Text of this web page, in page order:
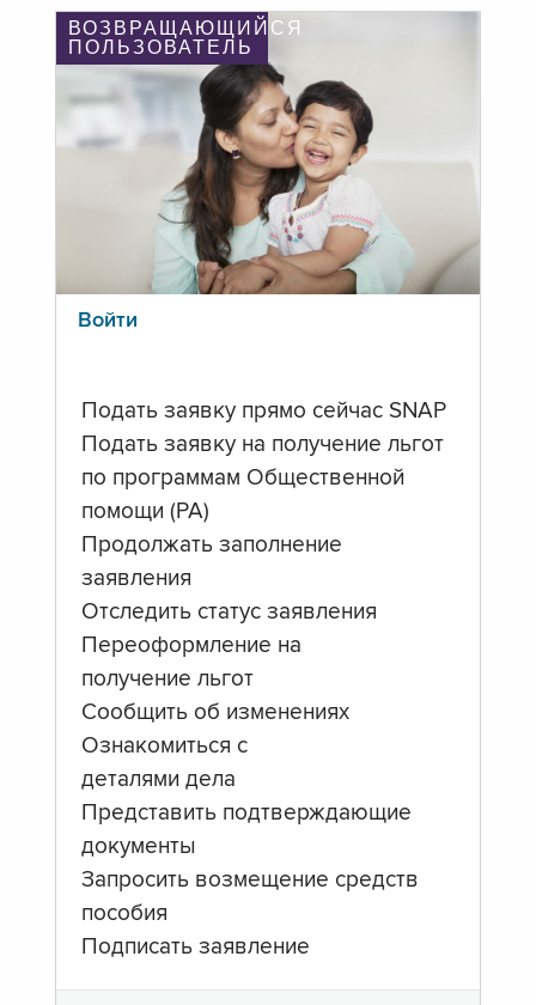
ВОЗВРАЩАЮЩИЙСЯ
ПОЛЬЗОВАТЕЛЬ
Войти
Подать заявку прямо сейчас SNAP
Подать заявку на получение льгот
по программам Общественной
помощи (PA)
Продолжать заполнение
заявления
Отследить статус заявления
Переоформление на
получение льгот
Сообщить об изменениях
Ознакомиться с
деталями дела
Представить подтверждающие
документы
Запросить возмещение средств
пособия
Подписать заявление